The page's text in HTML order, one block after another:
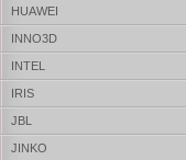
HUAWEI
INNO3D
INTEL
IRIS
JBL
JINKO